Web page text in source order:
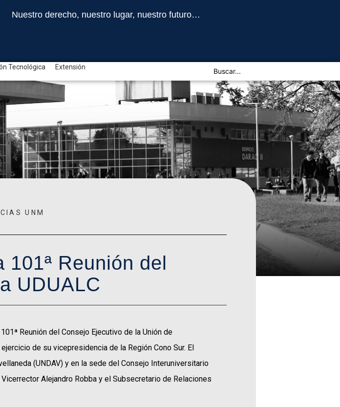
Nuestro derecho, nuestro lugar, nuestro futuro…
Tecnológica Extensión
UNM
101ª Reunión del
UDUALC
Reunión del Consejo Ejecutivo de la Unión de
de su vicepresidencia de la Región Cono Sur. El
(UNDAV) y en la sede del Consejo Interuniversitario
Alejandro Robba y el Subsecretario de Relaciones